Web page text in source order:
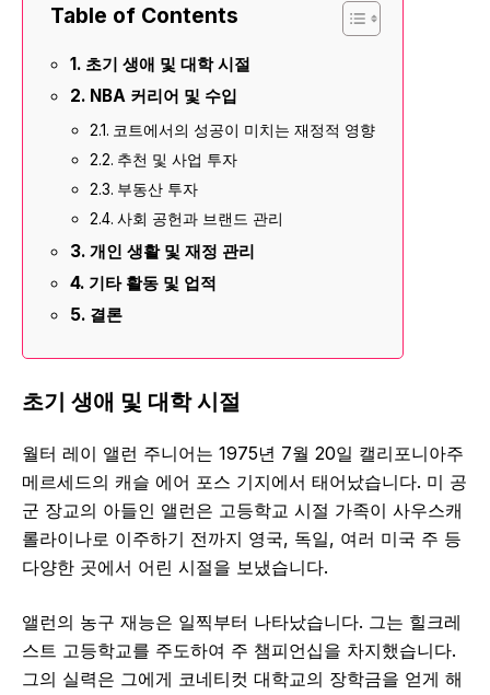
Table of Contents
초기 생애 및 대학 시절
NBA 커리어 및 수입
코트에서의 성공이 미치는 재정적 영향
추천 및 사업 투자
부동산 투자
사회 공헌과 브랜드 관리
개인 생활 및 재정 관리
기타 활동 및 업적
결론
초기 생애 및 대학 시절
월터 레이 앨런 주니어는 1975년 7월 20일 캘리포니아주
메르세드의 캐슬 에어 포스 기지에서 태어났습니다. 미 공
군 장교의 아들인 앨런은 고등학교 시절 가족이 사우스캐
롤라이나로 이주하기 전까지 영국, 독일, 여러 미국 주 등
다양한 곳에서 어린 시절을 보냈습니다.
앨런의 농구 재능은 일찍부터 나타났습니다. 그는 힐크레
스트 고등학교를 주도하여 주 챔피언십을 차지했습니다.
그의 실력은 그에게 코네티컷 대학교의 장학금을 얻게 해